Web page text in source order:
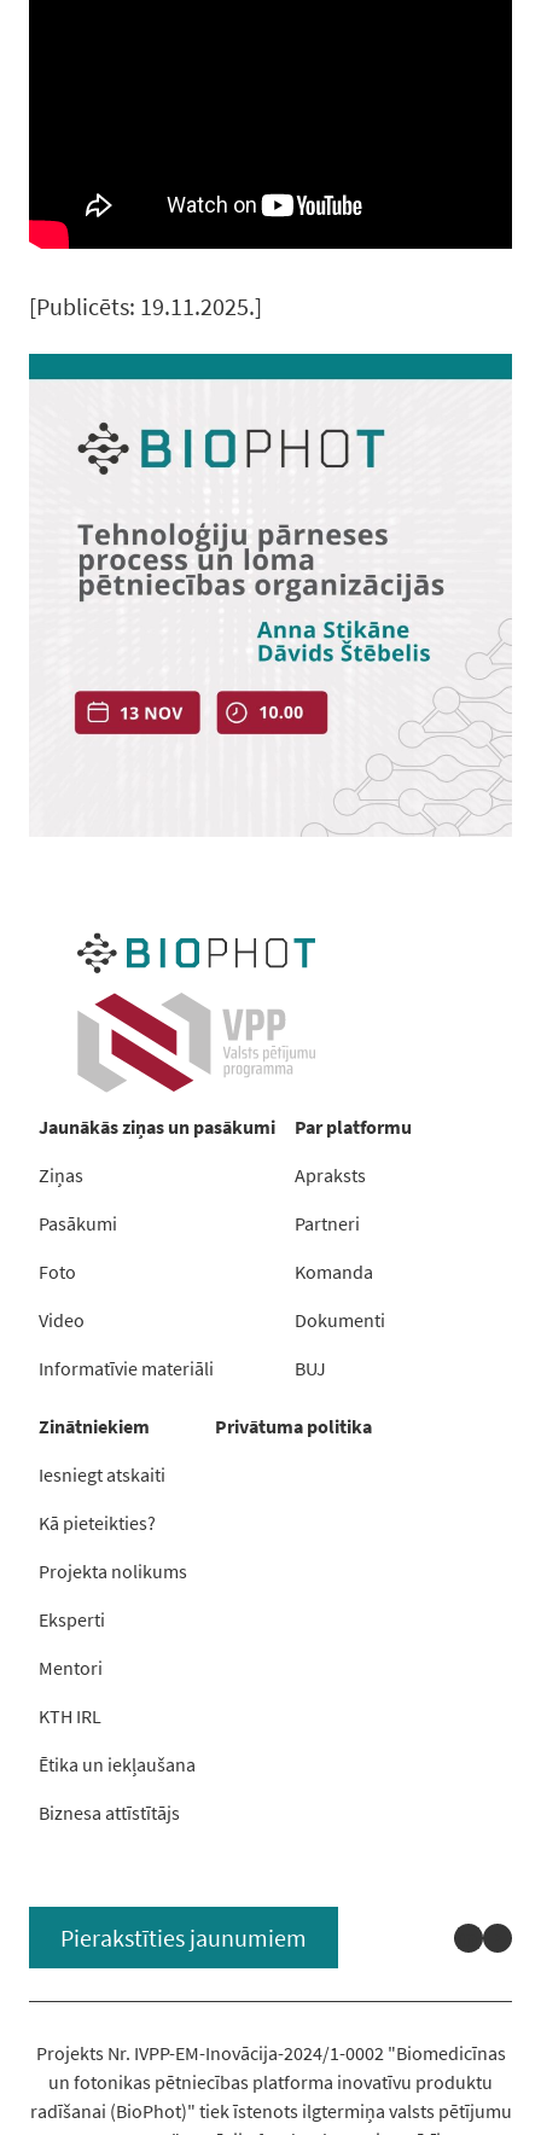
[Publicēts: 19.11.2025.]
Jaunākās ziņas un pasākumi
Ziņas
Pasākumi
Foto
Video
Informatīvie materiāli
Par platformu
Apraksts
Partneri
Komanda
Dokumenti
BUJ
Zinātniekiem
Iesniegt atskaiti
Kā pieteikties?
Projekta nolikums
Eksperti
Mentori
KTH IRL
Ētika un iekļaušana
Biznesa attīstītājs
Privātuma politika
Pierakstīties jaunumiem
Projekts Nr. IVPP-EM-Inovācija-2024/1-0002 "Biomedicīnas
un fotonikas pētniecības platforma inovatīvu produktu
radīšanai (BioPhot)" tiek īstenots ilgtermiņa valsts pētījumu